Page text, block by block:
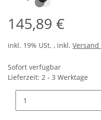
145,89 €
inkl. 19% USt. , inkl. Versand
Sofort verfügbar
Lieferzeit: 2 - 3 Werktage